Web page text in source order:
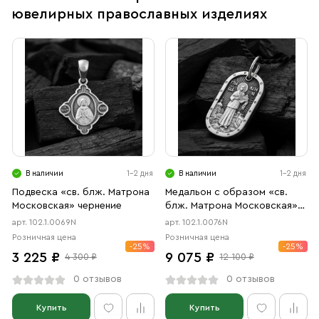
ювелирных православных изделиях
В наличии 1-2 дня
Подвеска «св. блж. Матрона
Московская» чернение
арт. 102.1.0069N
Розничная цена
3 225 ₽ 4 300 ₽
-25%
0 отзывов
Купить
В наличии 1-2 дня
Медальон с образом «св.
блж. Матрона Московская»
чернение
арт. 102.1.0076N
Розничная цена
9 075 ₽ 12 100 ₽
-25%
0 отзывов
Купить